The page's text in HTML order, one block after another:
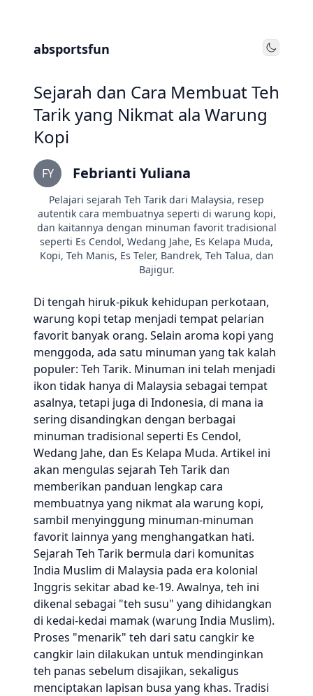
absportsfun Toggle
Sejarah dan Cara Membuat Teh
Tarik yang Nikmat ala Warung
Kopi
FY Febrianti Yuliana
Pelajari sejarah Teh Tarik dari Malaysia, resep
autentik cara membuatnya seperti di warung kopi,
dan kaitannya dengan minuman favorit tradisional
seperti Es Cendol, Wedang Jahe, Es Kelapa Muda,
Kopi, Teh Manis, Es Teler, Bandrek, Teh Talua, dan
Bajigur.
Di tengah hiruk-pikuk kehidupan perkotaan,
warung kopi tetap menjadi tempat pelarian
favorit banyak orang. Selain aroma kopi yang
menggoda, ada satu minuman yang tak kalah
populer: Teh Tarik. Minuman ini telah menjadi
ikon tidak hanya di Malaysia sebagai tempat
asalnya, tetapi juga di Indonesia, di mana ia
sering disandingkan dengan berbagai
minuman tradisional seperti Es Cendol,
Wedang Jahe, dan Es Kelapa Muda. Artikel ini
akan mengulas sejarah Teh Tarik dan
memberikan panduan lengkap cara
membuatnya yang nikmat ala warung kopi,
sambil menyinggung minuman-minuman
favorit lainnya yang menghangatkan hati.
Sejarah Teh Tarik bermula dari komunitas
India Muslim di Malaysia pada era kolonial
Inggris sekitar abad ke-19. Awalnya, teh ini
dikenal sebagai "teh susu" yang dihidangkan
di kedai-kedai mamak (warung India Muslim).
Proses "menarik" teh dari satu cangkir ke
cangkir lain dilakukan untuk mendinginkan
teh panas sebelum disajikan, sekaligus
menciptakan lapisan busa yang khas. Tradisi